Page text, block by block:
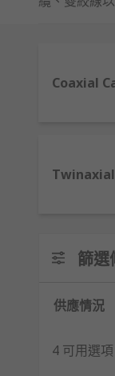
工業
我們的網路
網路
Cat5 網
用途：
Coaxial
篩選
供應情況
4 可用選項